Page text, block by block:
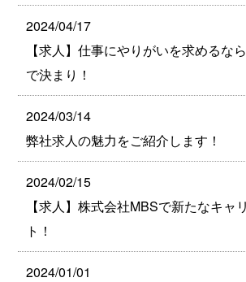
2024/04/17
【求人】仕事にやりがいを求めるな
で決まり！
2024/03/14
弊社求人の魅力をご紹介します！
2024/02/15
【求人】株式会社MBSで新たなキャ
ト！
2024/01/01